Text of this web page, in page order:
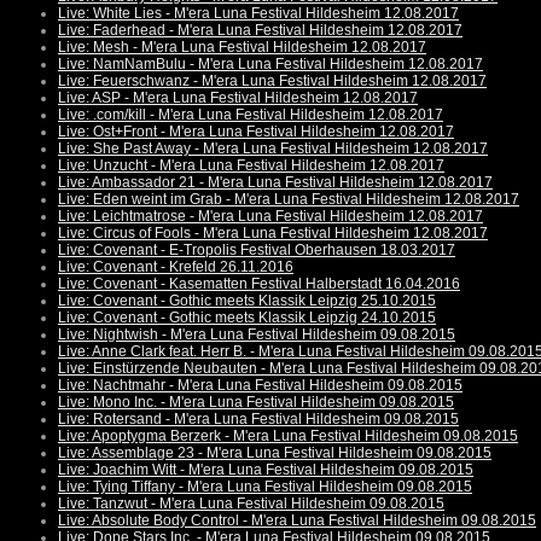
Live: White Lies - M'era Luna Festival Hildesheim 12.08.2017
Live: Faderhead - M'era Luna Festival Hildesheim 12.08.2017
Live: Mesh - M'era Luna Festival Hildesheim 12.08.2017
Live: NamNamBulu - M'era Luna Festival Hildesheim 12.08.2017
Live: Feuerschwanz - M'era Luna Festival Hildesheim 12.08.2017
Live: ASP - M'era Luna Festival Hildesheim 12.08.2017
Live: .com/kill - M'era Luna Festival Hildesheim 12.08.2017
Live: Ost+Front - M'era Luna Festival Hildesheim 12.08.2017
Live: She Past Away - M'era Luna Festival Hildesheim 12.08.2017
Live: Unzucht - M'era Luna Festival Hildesheim 12.08.2017
Live: Ambassador 21 - M'era Luna Festival Hildesheim 12.08.2017
Live: Eden weint im Grab - M'era Luna Festival Hildesheim 12.08.2017
Live: Leichtmatrose - M'era Luna Festival Hildesheim 12.08.2017
Live: Circus of Fools - M'era Luna Festival Hildesheim 12.08.2017
Live: Covenant - E-Tropolis Festival Oberhausen 18.03.2017
Live: Covenant - Krefeld 26.11.2016
Live: Covenant - Kasematten Festival Halberstadt 16.04.2016
Live: Covenant - Gothic meets Klassik Leipzig 25.10.2015
Live: Covenant - Gothic meets Klassik Leipzig 24.10.2015
Live: Nightwish - M'era Luna Festival Hildesheim 09.08.2015
Live: Anne Clark feat. Herr B. - M'era Luna Festival Hildesheim
Live: Einstürzende Neubauten - M'era Luna Festival Hildesheim
Live: Nachtmahr - M'era Luna Festival Hildesheim 09.08.2015
Live: Mono Inc. - M'era Luna Festival Hildesheim 09.08.2015
Live: Rotersand - M'era Luna Festival Hildesheim 09.08.2015
Live: Apoptygma Berzerk - M'era Luna Festival Hildesheim 09.08.2015
Live: Assemblage 23 - M'era Luna Festival Hildesheim 09.08.2015
Live: Joachim Witt - M'era Luna Festival Hildesheim 09.08.2015
Live: Tying Tiffany - M'era Luna Festival Hildesheim 09.08.2015
Live: Tanzwut - M'era Luna Festival Hildesheim 09.08.2015
Live: Absolute Body Control - M'era Luna Festival Hildesheim 09.08.2015